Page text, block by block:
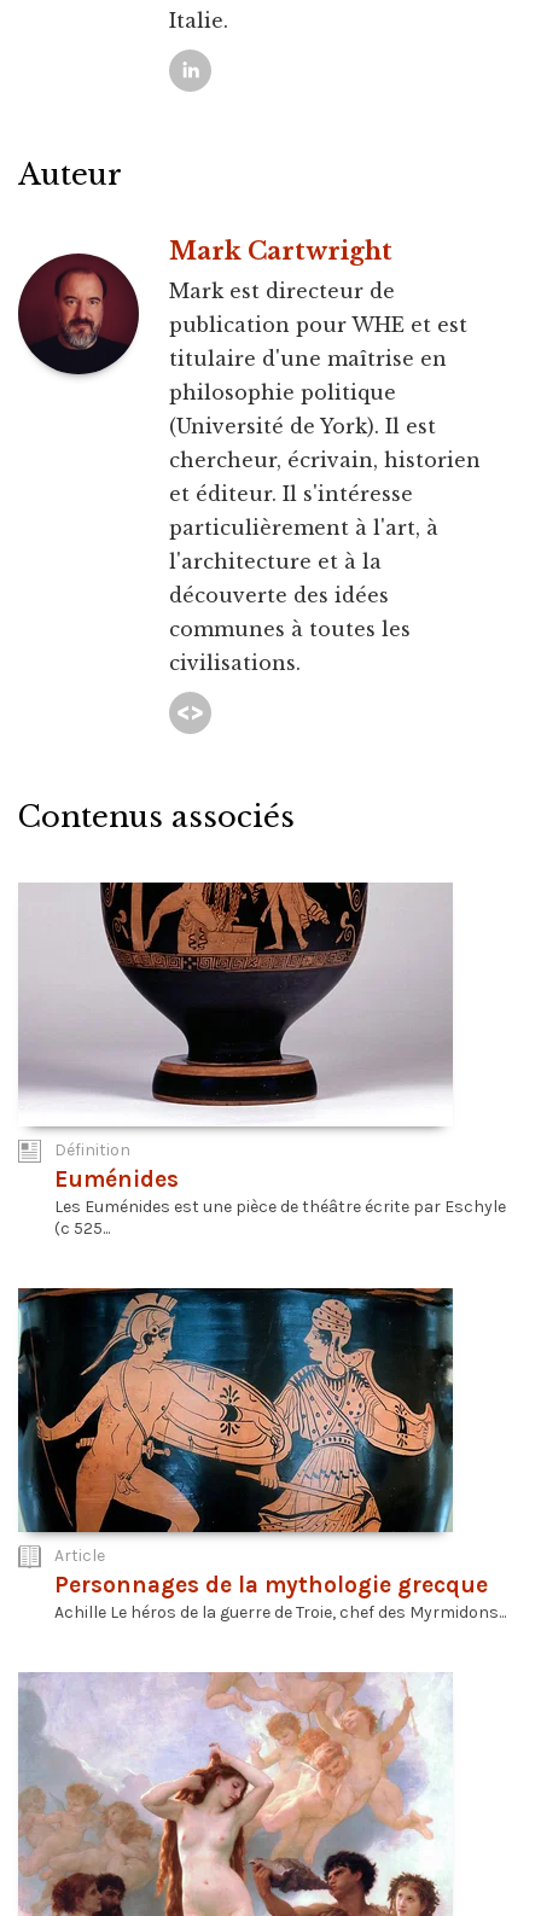
Italie.
Auteur
Mark Cartwright
Mark est directeur de
publication pour WHE et est
titulaire d'une maîtrise en
philosophie politique
(Université de York). Il est
chercheur, écrivain, historien
et éditeur. Il s'intéresse
particulièrement à l'art, à
l'architecture et à la
découverte des idées
communes à toutes les
civilisations.
Contenus associés
Définition
Euménides
Les Euménides est une pièce de théâtre écrite par Eschyle
(c 525...
Article
Personnages de la mythologie grecque
Achille Le héros de la guerre de Troie, chef des Myrmidons...